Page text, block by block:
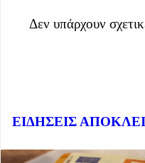
Δεν υπάρχουν
ΕΙΔΗΣΕΙΣ